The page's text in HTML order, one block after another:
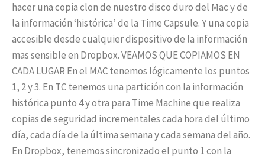
hacer una copia clon de nuestro disco duro del Mac y de
la información ‘histórica’ de la Time Capsule. Y una copia
accesible desde cualquier dispositivo de la información
mas sensible en Dropbox. VEAMOS QUE COPIAMOS EN
CADA LUGAR En el MAC tenemos lógicamente los puntos
1, 2 y 3. En TC tenemos una partición con la información
histórica punto 4 y otra para Time Machine que realiza
copias de seguridad incrementales cada hora del último
día, cada día de la última semana y cada semana del año.
En Dropbox, tenemos sincronizado el punto 1 con la